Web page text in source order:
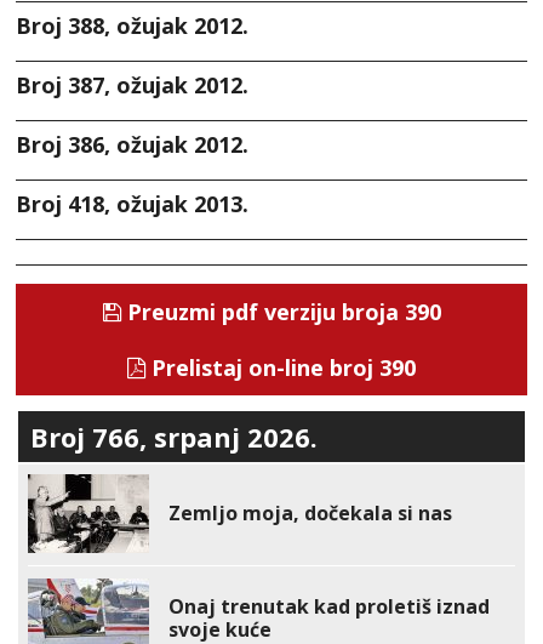
Broj 388, ožujak 2012.
Broj 387, ožujak 2012.
Broj 386, ožujak 2012.
Broj 418, ožujak 2013.
Preuzmi pdf verziju broja 390
Prelistaj on-line broj 390
Broj 766, srpanj 2026.
Zemljo moja, dočekala si nas
Onaj trenutak kad proletiš iznad
svoje kuće